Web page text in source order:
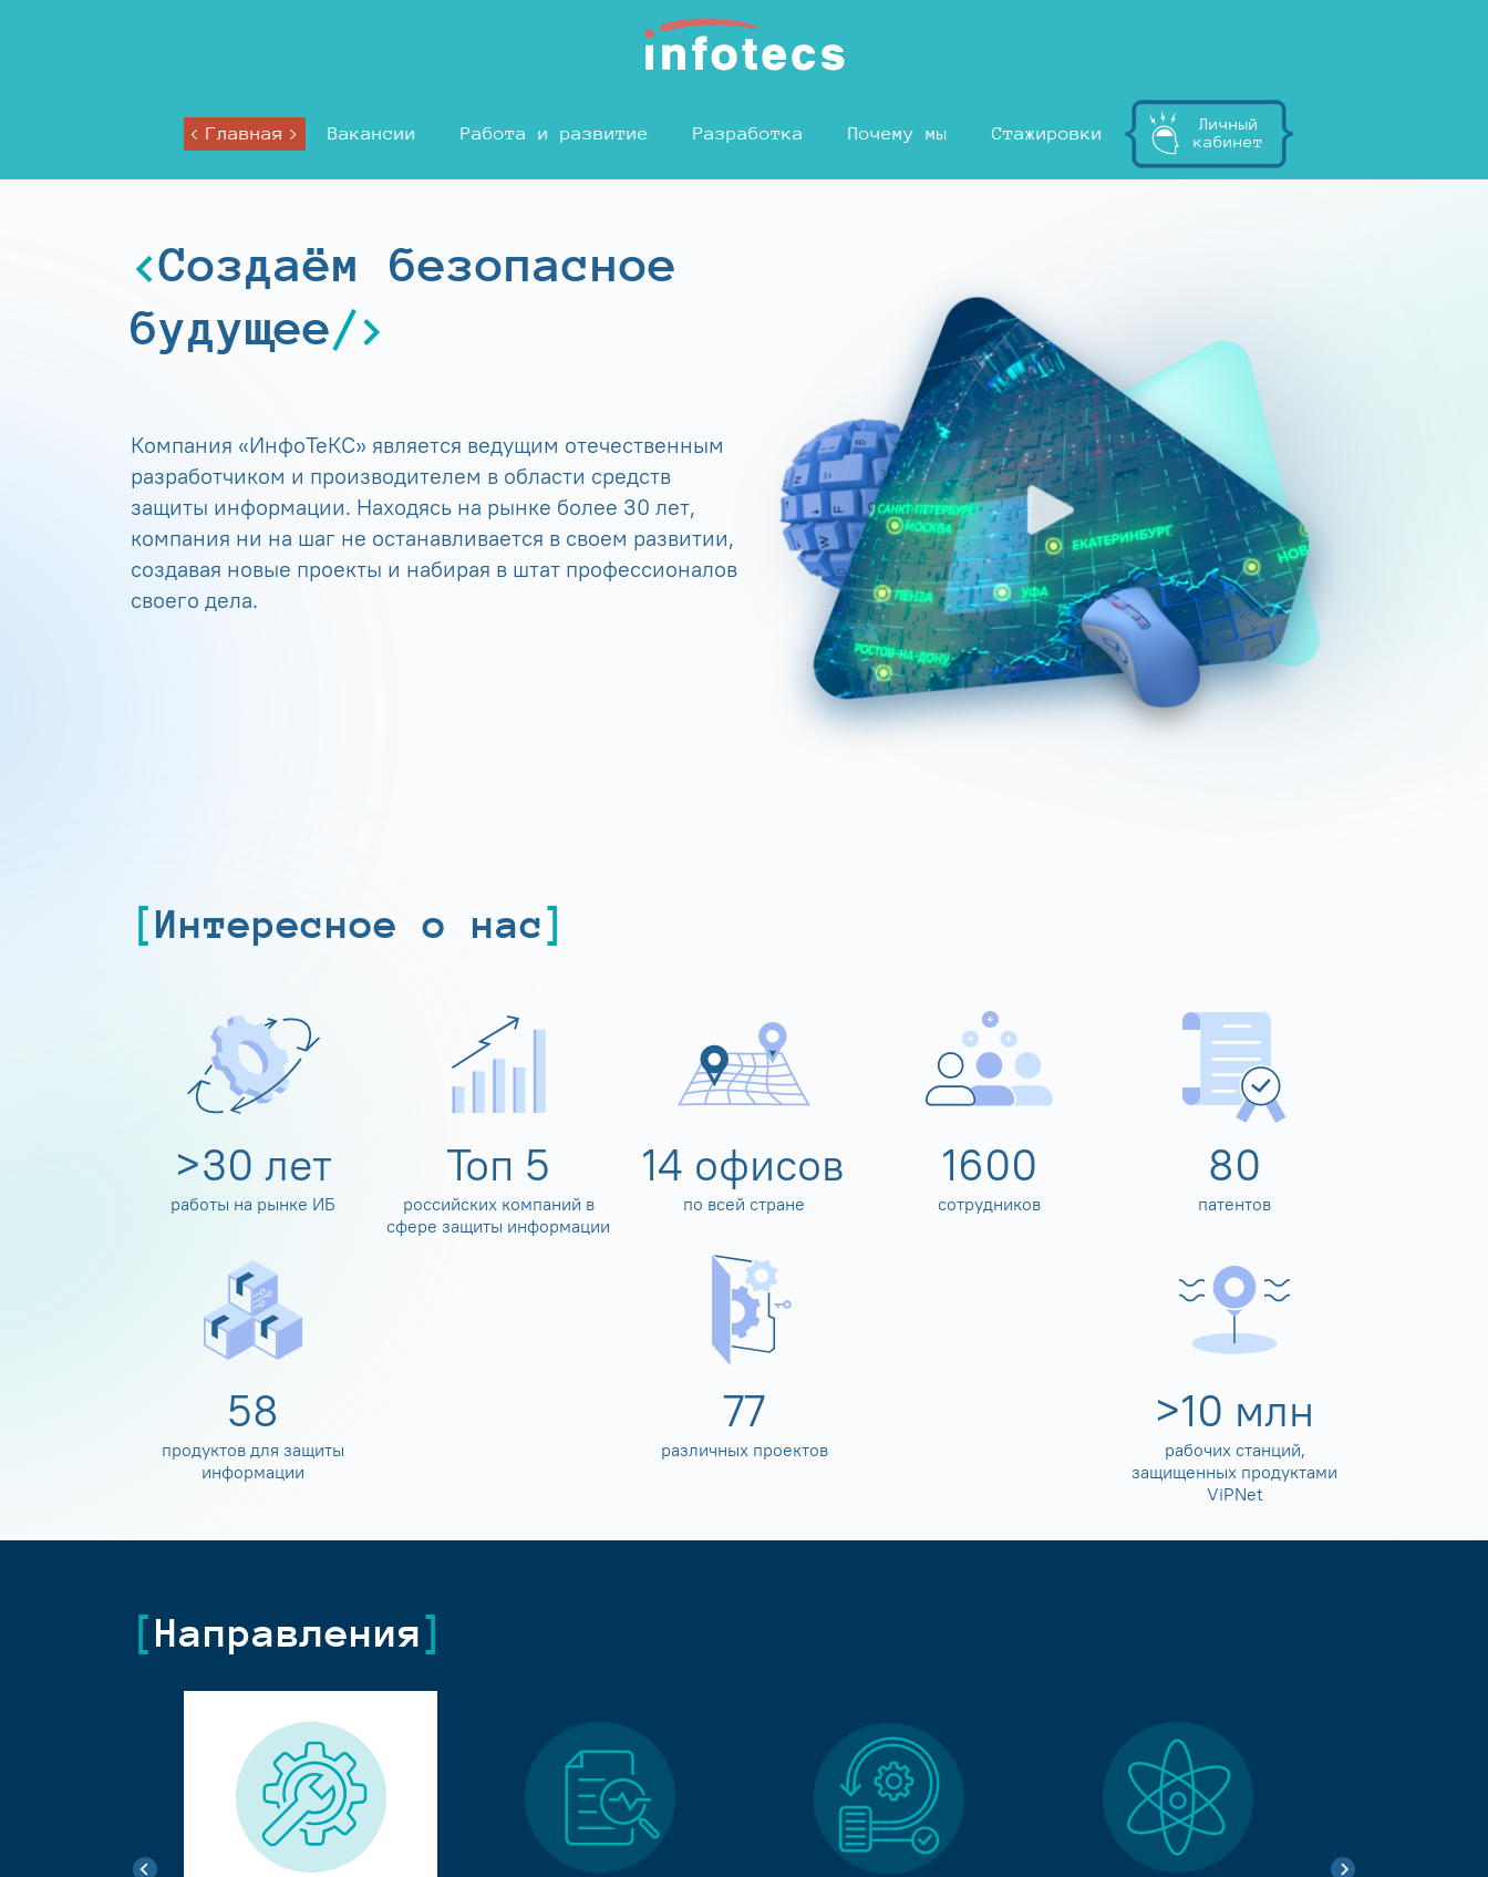
Главная Вакансии Работа и развитие Разработка Почему мы Стажировки
Личный
кабинет
Создаём безопасное
будущее
Компания «ИнфоТеКС» является ведущим отечественным
разработчиком и производителем в области средств
защиты информации. Находясь на рынке более 30 лет,
компания ни на шаг не останавливается в своем развитии,
создавая новые проекты и набирая в штат профессионалов
своего дела.
Интересное о нас
>30 лет
работы на рынке ИБ
Топ 5
российских компаний в
сфере защиты информации
14 офисов
по всей стране
1600
сотрудников
80
патентов
60
продуктов для защиты
информации
80
различных проектов
>10 млн
рабочих станций,
защищенных продуктами
ViPNet
Направления